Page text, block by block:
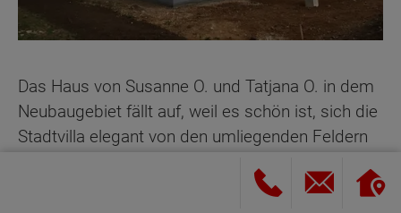
Das Haus von Susanne O. und Tatjana O. in dem
Neubaugebiet fällt auf, weil es schön ist, sich die
Stadtvilla elegant von den umliegenden Feldern
Zweifamilienhaus Mutter und Tochter leben. Das